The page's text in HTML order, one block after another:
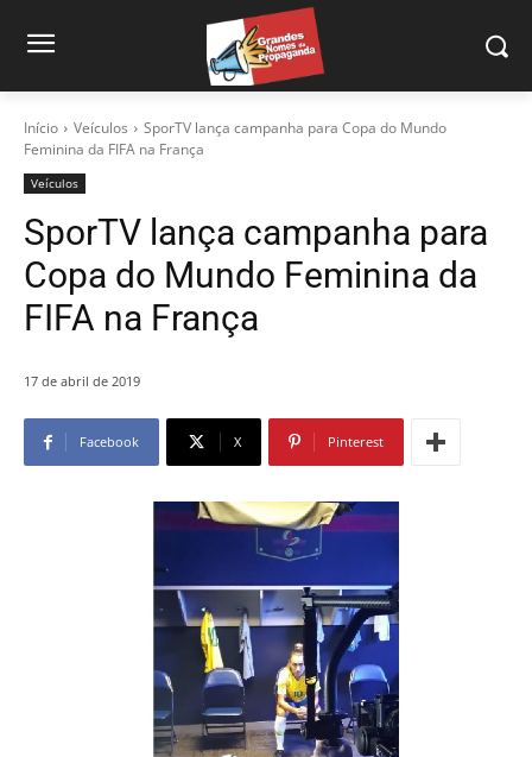
Início Veículos
SporTV lança campanha para Copa do Mundo
Feminina da FIFA na França
Veículos
SporTV lança campanha para
Copa do Mundo Feminina da
FIFA na França
17 de abril de 2019
Facebook X Pinterest